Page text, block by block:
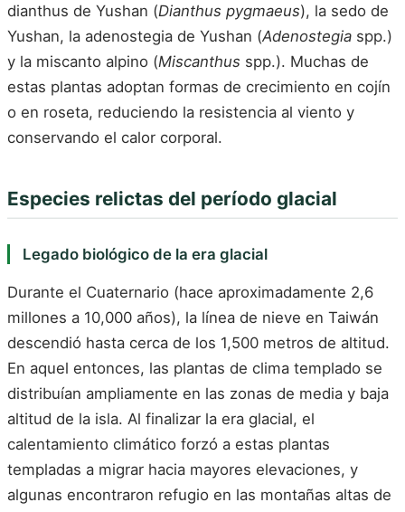
dianthus de Yushan (Dianthus pygmaeus), la sedo de
Yushan, la adenostegia de Yushan (Adenostegia spp.)
y la miscanto alpino (Miscanthus spp.). Muchas de
estas plantas adoptan formas de crecimiento en cojín
o en roseta, reduciendo la resistencia al viento y
conservando el calor corporal.
Especies relictas del período glacial
Legado biológico de la era glacial
Durante el Cuaternario (hace aproximadamente 2,6
millones a 10,000 años), la línea de nieve en Taiwán
descendió hasta cerca de los 1,500 metros de altitud.
En aquel entonces, las plantas de clima templado se
distribuían ampliamente en las zonas de media y baja
altitud de la isla. Al finalizar la era glacial, el
calentamiento climático forzó a estas plantas
templadas a migrar hacia mayores elevaciones, y
algunas encontraron refugio en las montañas altas de